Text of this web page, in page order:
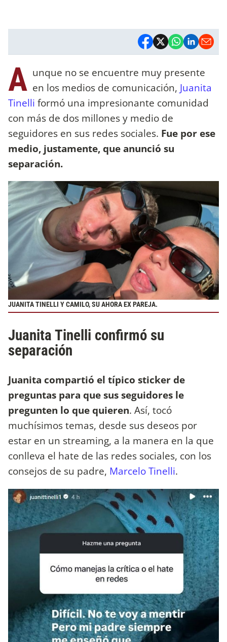
A unque no se encuentre muy presente
en los medios de comunicación, Juanita
Tinelli formó una impresionante comunidad
con más de dos millones y medio de
seguidores en sus redes sociales. Fue por ese
medio, justamente, que anunció su
separación.
JUANITA TINELLI Y CAMILO, SU AHORA EX PAREJA.
Juanita Tinelli confirmó su
separación
Juanita compartió el típico sticker de
preguntas para que sus seguidores le
pregunten lo que quieren. Así, tocó
muchísimos temas, desde sus deseos por
estar en un streaming, a la manera en la que
conlleva el hate de las redes sociales, con los
consejos de su padre, Marcelo Tinelli.